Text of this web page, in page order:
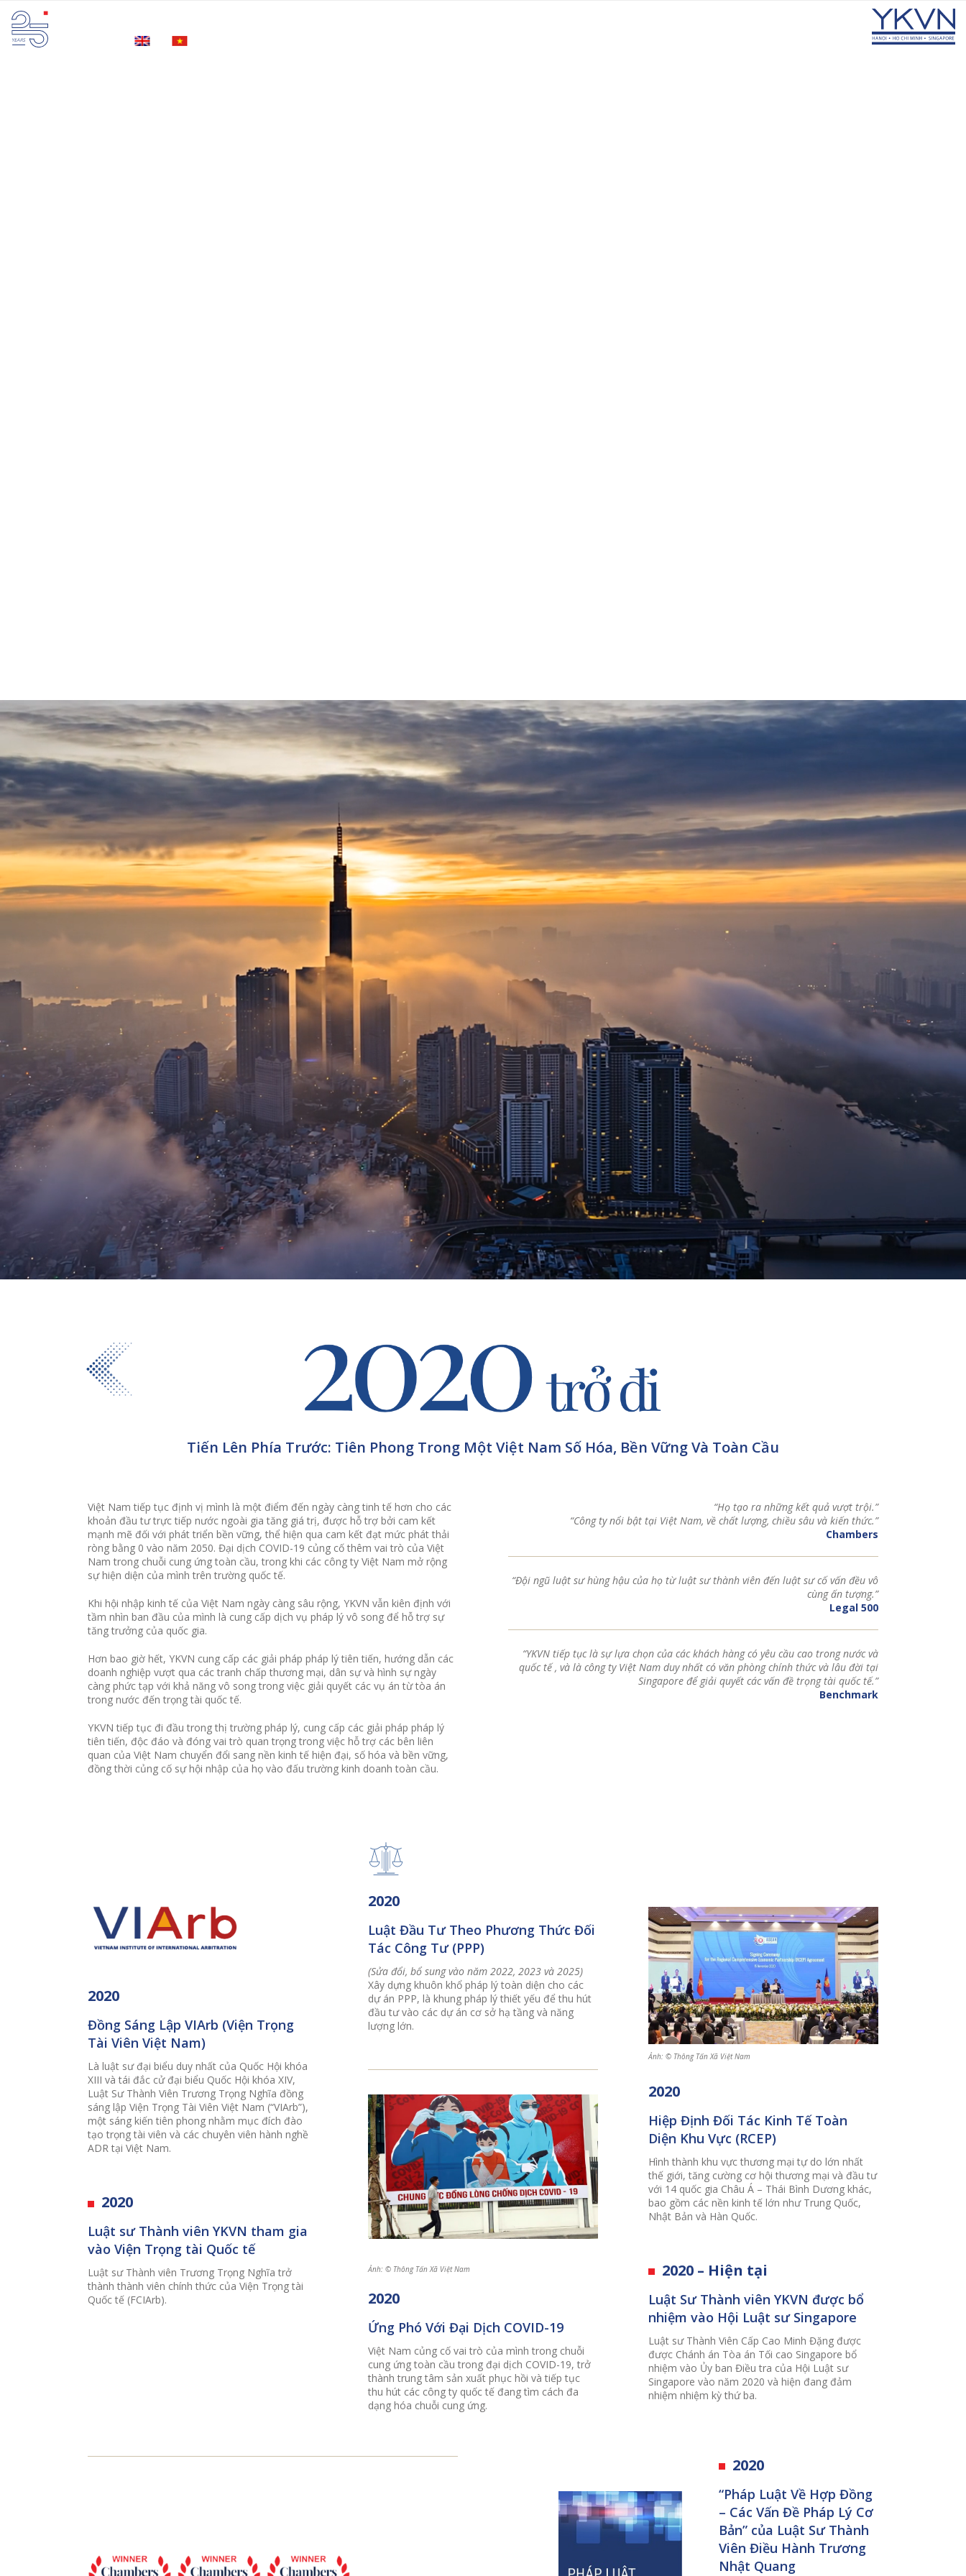
Tiến Lên Phía Trước: Tiên Phong Trong Một Việt Nam Số Hóa, Bền Vững Và Toàn Cầu
Việt Nam tiếp tục định vị mình là một điểm đến ngày càng tinh tế hơn cho các
khoản đầu tư trực tiếp nước ngoài gia tăng giá trị, được hỗ trợ bởi cam kết
mạnh mẽ đối với phát triển bền vững, thể hiện qua cam kết đạt mức phát thải
ròng bằng 0 vào năm 2050. Đại dịch COVID-19 củng cố thêm vai trò của Việt
Nam trong chuỗi cung ứng toàn cầu, trong khi các công ty Việt Nam mở rộng
sự hiện diện của mình trên trường quốc tế.
Khi hội nhập kinh tế của Việt Nam ngày càng sâu rộng, YKVN vẫn kiên định với
tầm nhìn ban đầu của mình là cung cấp dịch vụ pháp lý vô song để hỗ trợ sự
tăng trưởng của quốc gia.
Hơn bao giờ hết, YKVN cung cấp các giải pháp pháp lý tiên tiến, hướng dẫn các
doanh nghiệp vượt qua các tranh chấp thương mại, dân sự và hình sự ngày
càng phức tạp với khả năng vô song trong việc giải quyết các vụ án từ tòa án
trong nước đến trọng tài quốc tế.
YKVN tiếp tục đi đầu trong thị trường pháp lý, cung cấp các giải pháp pháp lý
tiên tiến, độc đáo và đóng vai trò quan trọng trong việc hỗ trợ các bên liên
quan của Việt Nam chuyển đổi sang nền kinh tế hiện đại, số hóa và bền vững,
đồng thời củng cố sự hội nhập của họ vào đấu trường kinh doanh toàn cầu.
“Họ tạo ra những kết quả vượt trội.”
“Công ty nổi bật tại Việt Nam, về chất lượng, chiều sâu và kiến ​​thức.”
Chambers
“Đội ngũ luật sư hùng hậu của họ từ luật sư thành viên đến luật sư cố vấn đều vô
cùng ấn tượng.”
Legal 500
“YKVN tiếp tục là sự lựa chọn của các khách hàng có yêu cầu cao trong nước và
quốc tế , và là công ty Việt Nam duy nhất có văn phòng chính thức và lâu đời tại
Singapore để giải quyết các vấn đề trọng tài quốc tế.”
Benchmark
2020
Đồng Sáng Lập VIArb (Viện Trọng
Tài Viên Việt Nam)
Là luật sư đại biểu duy nhất của Quốc Hội khóa
XIII và tái đắc cử đại biểu Quốc Hội khóa XIV,
Luật Sư Thành Viên Trương Trọng Nghĩa đồng
sáng lập Viện Trọng Tài Viên Việt Nam (“VIArb”),
một sáng kiến ​​tiên phong nhằm mục đích đào
tạo trọng tài viên và các chuyên viên hành nghề
ADR tại Việt Nam.
2020
Luật sư Thành viên YKVN tham gia
vào Viện Trọng tài Quốc tế
Luật sư Thành viên Trương Trọng Nghĩa trở
thành thành viên chính thức của Viện Trọng tài
Quốc tế (FCIArb).
2020
Luật Đầu Tư Theo Phương Thức Đối
Tác Công Tư (PPP)
(Sửa đổi, bổ sung vào năm 2022, 2023 và 2025)
Xây dựng khuôn khổ pháp lý toàn diện cho các
dự án PPP, là khung pháp lý thiết yếu để thu hút
đầu tư vào các dự án cơ sở hạ tầng và năng
lượng lớn.
Ảnh: © Thông Tấn Xã Việt Nam
2020
Ứng Phó Với Đại Dịch COVID-19
Việt Nam củng cố vai trò của mình trong chuỗi
cung ứng toàn cầu trong đại dịch COVID-19, trở
thành trung tâm sản xuất phục hồi và tiếp tục
thu hút các công ty quốc tế đang tìm cách đa
dạng hóa chuỗi cung ứng.
Ảnh: © Thông Tấn Xã Việt Nam
2020
Hiệp Định Đối Tác Kinh Tế Toàn
Diện Khu Vực (RCEP)
Hình thành khu vực thương mại tự do lớn nhất
thế giới, tăng cường cơ hội thương mại và đầu tư
với 14 quốc gia Châu Á – Thái Bình Dương khác,
bao gồm các nền kinh tế lớn như Trung Quốc,
Nhật Bản và Hàn Quốc.
2020 – Hiện tại
Luật Sư Thành viên YKVN được bổ
nhiệm vào Hội Luật sư Singapore
Luật sư Thành Viên Cấp Cao Minh Đặng được
được Chánh án Tòa án Tối cao Singapore bổ
nhiệm vào Ủy ban Điều tra của Hội Luật sư
Singapore vào năm 2020 và hiện đang đảm
nhiệm nhiệm kỳ thứ ba.
2020
“Pháp Luật Về Hợp Đồng
– Các Vấn Đề Pháp Lý Cơ
Bản” của Luật Sư Thành
Viên Điều Hành Trương
Nhật Quang